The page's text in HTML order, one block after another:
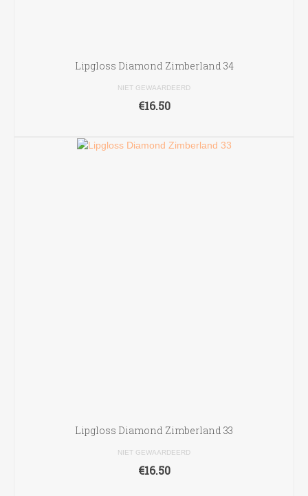
Lipgloss Diamond Zimberland 34
NIET GEWAARDEERD
€16.50
Lipgloss Diamond Zimberland 33
NIET GEWAARDEERD
€16.50